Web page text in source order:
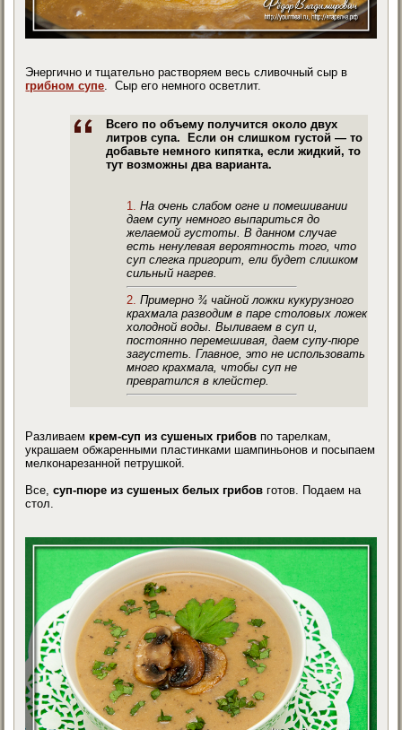
Энергично и тщательно растворяем весь сливочный сыр в
грибном супе. Сыр его немного осветлит.
Всего по объему получится около двух
литров супа. Если он слишком густой — то
добавьте немного кипятка, если жидкий, то
тут возможны два варианта.
На очень слабом огне и помешивании
даем супу немного выпариться до
желаемой густоты. В данном случае
есть ненулевая вероятность того, что
суп слегка пригорит, ели будет слишком
сильный нагрев.
Примерно ¾ чайной ложки кукурузного
крахмала разводим в паре столовых ложек
холодной воды. Выливаем в суп и,
постоянно перемешивая, даем супу-пюре
загустеть. Главное, это не использовать
много крахмала, чтобы суп не
превратился в клейстер.
Разливаем крем-суп из сушеных грибов по тарелкам,
украшаем обжаренными пластинками шампиньонов и посыпаем
мелконарезанной петрушкой.
Все,суп-пюре из сушеных белых грибов готов. Подаем на
стол.